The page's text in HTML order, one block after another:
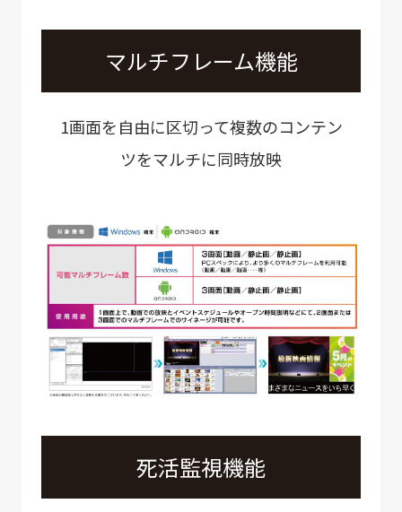
マルチフレーム機能
1画面を自由に区切って複数のコンテン
ツをマルチに同時放映
死活監視機能